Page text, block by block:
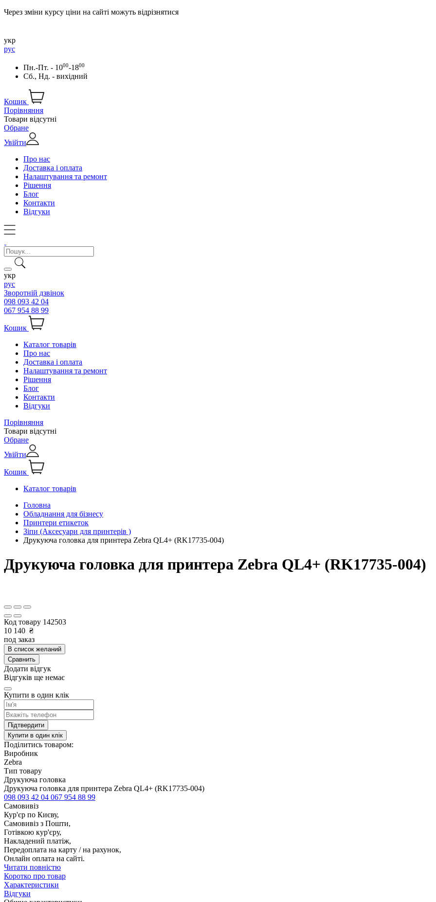
Через зміни курсу ціни на сайті можуть відрізнятися
укр
рус
Пн.-Пт. - 1000-1800
Сб., Нд. - вихідний
Кошик
Порівняння
Товари відсутні
Обране
Увійти
Про нас
Доставка і оплата
Налаштування та ремонт
Рішення
Блог
Контакти
Відгуки
укр
рус
Зворотній дзвінок
098 093 42 04
067 954 88 99
Кошик
Каталог товарів
Про нас
Доставка і оплата
Налаштування та ремонт
Рішення
Блог
Контакти
Відгуки
Порівняння
Товари відсутні
Обране
Увійти
Кошик
Каталог товарів
Головна
Обладнання для бізнесу
Принтери етикеток
Зіпи (Аксесуари для принтерів )
Друкуюча головка для принтера Zebra QL4+ (RK17735-004)
Друкуюча головка для принтера Zebra QL4+ (RK17735-004)
Код товару 142503
10 140 ₴
под заказ
В список желаний
Сравнить
Додати відгук
Відгуків ще немає
Купити в один клік
Підтвердити
Купити в один клік
Поділитись товаром:
Виробник
Zebra
Тип товару
Друкуюча головка
Друкуюча головка для принтера Zebra QL4+ (RK17735-004)
098 093 42 04 067 954 88 99
Самовивіз
Кур'єр по Києву,
Самовивіз з Пошти,
Готівкою кур'єру,
Накладений платіж,
Передоплата на карту / на рахунок,
Онлайн оплата на сайті.
Читати повністю
Коротко про товар
Характеристики
Відгуки